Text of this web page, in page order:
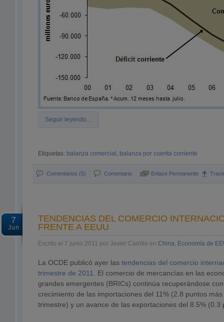
Seguir leyendo…
Etiquetas: balanza comercial , balanza por cuenta corriente
Comentarios (5) Comentario Enlace Permanente
7
Jun
TENDENCIAS DEL COMERCIO
FRENTE A EEUU
Escrito el 7 junio 2011 por Javier Carrillo en China, Economía de
La OCDE publicó ayer las tendencias del comercio
trimestre de 2011
. El comercio de mercancías en las
grandes emergentes (BRICs) continúa recuperándose
crecimiento de las importaciones del 11% (2.8 puntos
trimestre) y un avance de las exportaciones del 8.5%